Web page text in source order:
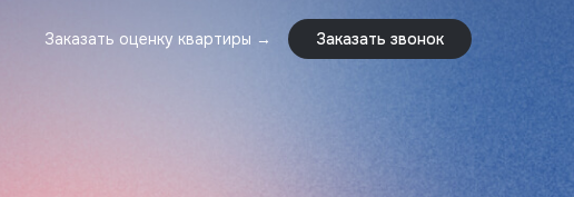
Заказать оценку квартиры → Заказать звонок
Заказать оценку квартиры → Заказать звонок